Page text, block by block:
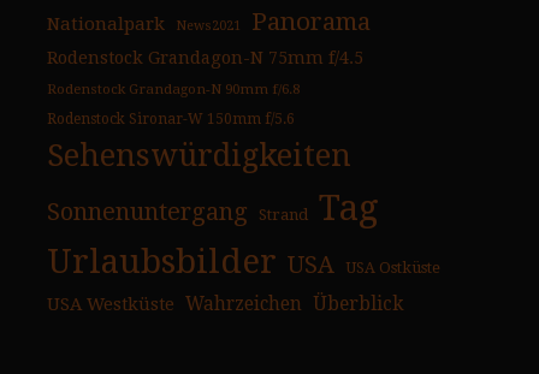
Nationalpark News2021 Panorama
Rodenstock Grandagon-N 75mm f/4.5
Rodenstock Grandagon-N 90mm f/6.8
Rodenstock Sironar-W 150mm f/5.6
Sehenswürdigkeiten
Sonnenuntergang Strand Tag
Urlaubsbilder USA USA Ostküste
USA Westküste Wahrzeichen Überblick